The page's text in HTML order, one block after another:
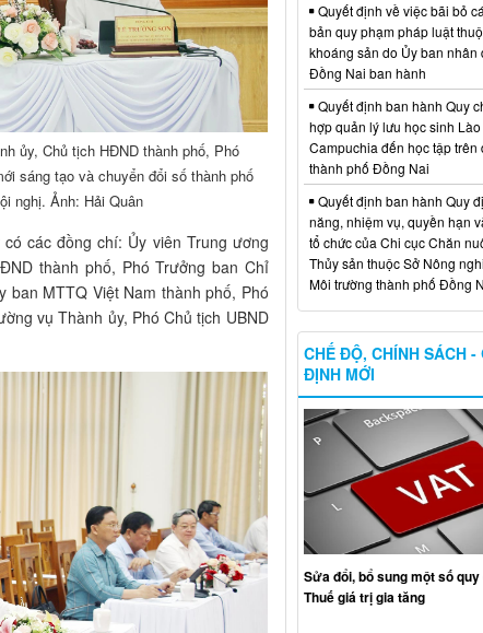
ủy, Chủ tịch HĐND thành phố, Phó
sáng tạo và chuyển đổi số thành phố
nghị. Ảnh: Hải Quân
các đồng chí: Ủy viên Trung ương
thành phố, Phó Trưởng ban Chỉ
ban MTTQ Việt Nam thành phố, Phó
vụ Thành ủy, Phó Chủ tịch UBND
Quyết định về việc bãi bỏ
bản quy phạm pháp luật
khoáng sản do Ủy ban nhân
Đồng Nai ban hành
Quyết định ban hành Quy
hợp quản lý lưu học sinh Lào
Campuchia đến học tập trên
thành phố Đồng Nai
Quyết định ban hành Quy
năng, nhiệm vụ, quyền hạn
tổ chức của Chi cục Chăn
Thủy sản thuộc Sở Nông
Môi trường thành phố Đồng
CHẾ ĐỘ, CHÍNH SÁCH -
ĐỊNH MỚI
Sửa đổi, bổ sung một số
Thuế giá trị gia tăng